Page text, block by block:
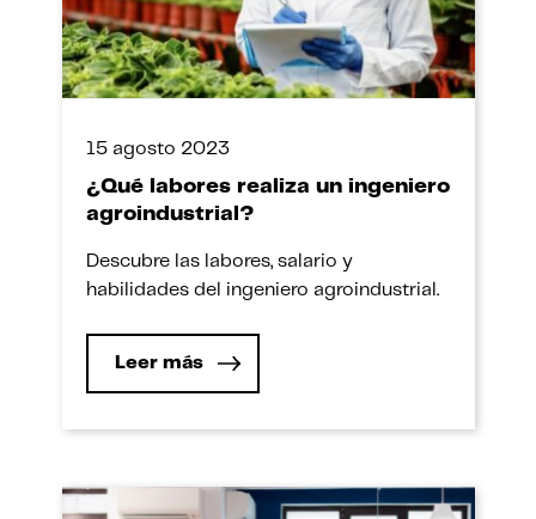
15 agosto 2023
¿Qué labores realiza un ingeniero
agroindustrial?
Descubre las labores, salario y
habilidades del ingeniero agroindustrial.
Leer más